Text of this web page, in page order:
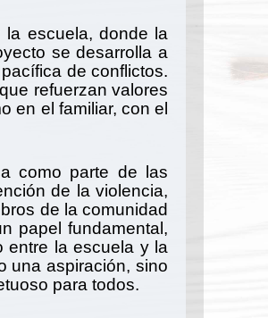
escuela, donde la
se desarrolla a
de conflictos.
refuerzan valores
en el familiar, con el
como parte de las
de la violencia,
de la comunidad
papel fundamental,
entre la escuela y la
una aspiración, sino
para todos.